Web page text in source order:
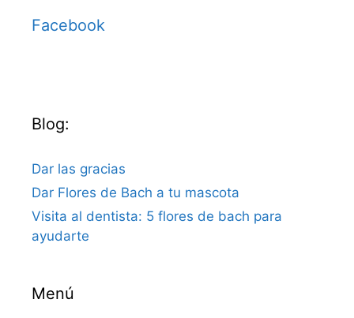
Facebook
Blog:
Dar las gracias
Dar Flores de Bach a tu mascota
Visita al dentista: 5 flores de bach para
ayudarte
Menú